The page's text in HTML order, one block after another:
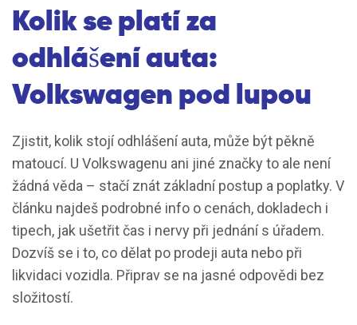
Kolik se platí za
odhlášení auta:
Volkswagen pod lupou
Zjistit, kolik stojí odhlášení auta, může být pěkně
matoucí. U Volkswagenu ani jiné značky to ale není
žádná věda – stačí znát základní postup a poplatky. V
článku najdeš podrobné info o cenách, dokladech i
tipech, jak ušetřit čas i nervy při jednání s úřadem.
Dozvíš se i to, co dělat po prodeji auta nebo při
likvidaci vozidla. Připrav se na jasné odpovědi bez
složitostí.